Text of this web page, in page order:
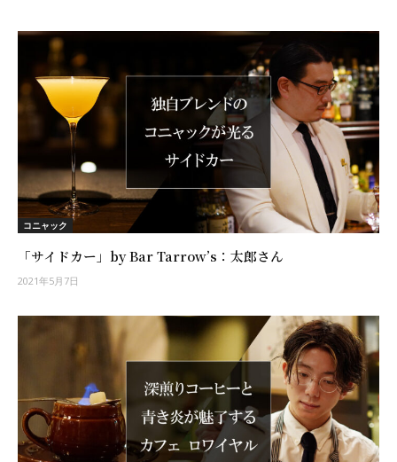
コニャック
「サイドカー」by Bar Tarrow’s：太郎さん
2021年5月7日